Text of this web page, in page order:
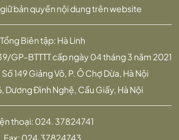
Tổng Biên tập: Hà Linh
GP-BTTTT cấp ngày 04 tháng 3 năm 2021
149 Giảng Võ, P. Ô Chợ Dừa, Hà Nội
Dương Đình Nghệ, Cầu Giấy, Hà Nội
bản quyền nội dung trên website
thoại: 024. 37824741